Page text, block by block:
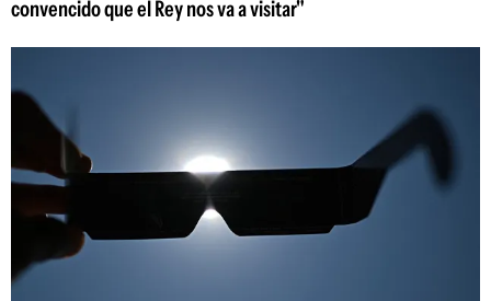
convencido que el Rey nos va a visitar"